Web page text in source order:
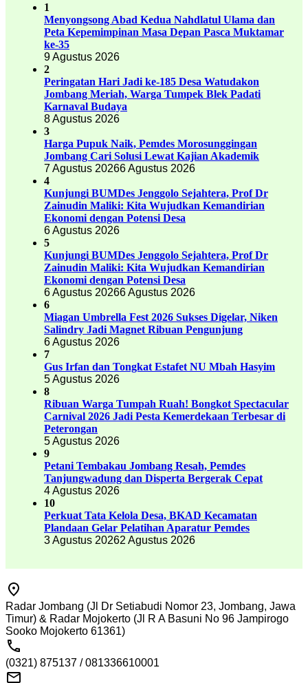
1
Menyongsong Abad Kedua Nahdlatul Ulama dan
Peta Kepemimpinan Masa Depan Pasca Muktamar
ke-35
9 Agustus 2026
2
Peringatan Hari Jadi ke-185 Desa Watudakon
Jombang Meriah, Warga Tumpek Blek Padati
Karnaval Budaya
8 Agustus 2026
3
Harga Pupuk Naik, Pemdes Morosunggingan
Jombang Cari Solusi Lewat Kajian Akademik
7 Agustus 20266 Agustus 2026
4
Kunjungi BUMDes Jenggolo Sejahtera, Prof Dr
Zainudin Maliki: Kita Wujudkan Kemandirian
Ekonomi dengan Potensi Desa
6 Agustus 2026
5
Kunjungi BUMDes Jenggolo Sejahtera, Prof Dr
Zainudin Maliki: Kita Wujudkan Kemandirian
Ekonomi dengan Potensi Desa
6 Agustus 20266 Agustus 2026
6
Miagan Umbrella Fest 2026 Sukses Digelar, Niken
Salindry Jadi Magnet Ribuan Pengunjung
6 Agustus 2026
7
Gus Irfan dan Tongkat Estafet NU Mbah Hasyim
5 Agustus 2026
8
Ribuan Warga Tumpah Ruah! Bongkot Spectacular
Carnival 2026 Jadi Pesta Kemerdekaan Terbesar di
Peterongan
5 Agustus 2026
9
Petani Tembakau Jombang Resah, Pemdes
Tanjungwadung dan Disperta Bergerak Cepat
4 Agustus 2026
10
Perkuat Tata Kelola Desa, BKAD Kecamatan
Plandaan Gelar Pelatihan Aparatur Pemdes
3 Agustus 20262 Agustus 2026
Radar Jombang (Jl Dr Setiabudi Nomor 23, Jombang, Jawa
Timur) & Radar Mojokerto (Jl R A Basuni No 96 Jampirogo
Sooko Mojokerto 61361)
(0321) 875137 / 081336610001